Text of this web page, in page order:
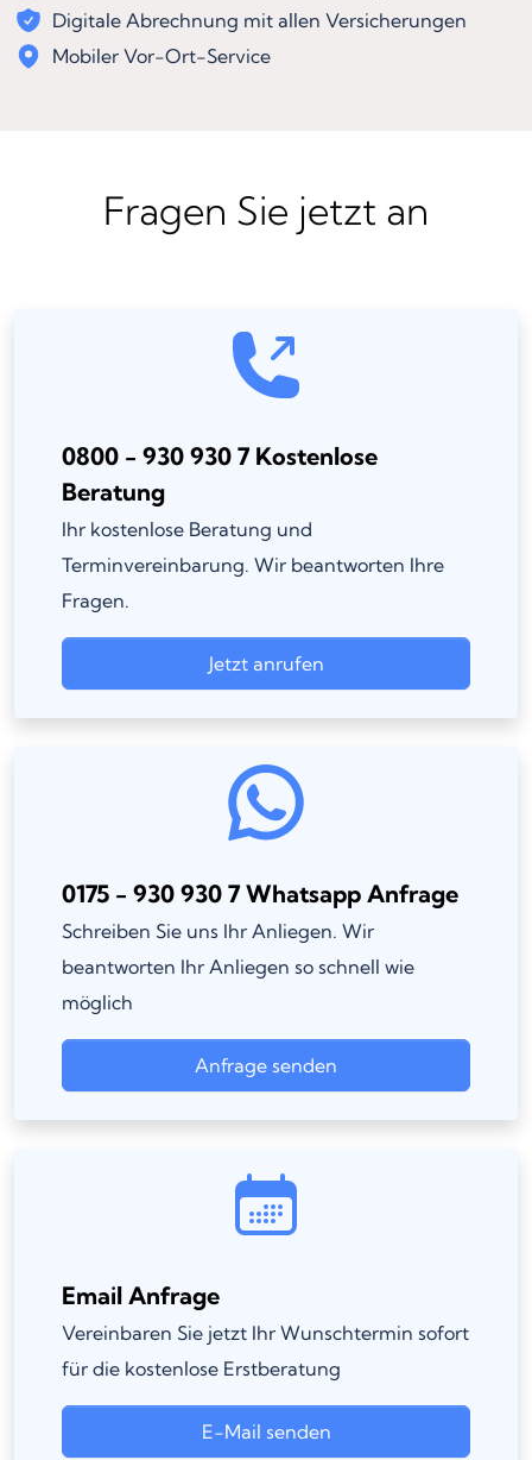
Digitale Abrechnung mit allen Versicherungen
Mobiler Vor-Ort-Service
Fragen Sie jetzt an
0800 - 930 930 7 Kostenlose
Beratung
Ihr kostenlose Beratung und
Terminvereinbarung. Wir beantworten Ihre
Fragen.
Jetzt anrufen
0175 - 930 930 7 Whatsapp Anfrage
Schreiben Sie uns Ihr Anliegen. Wir
beantworten Ihr Anliegen so schnell wie
möglich
Anfrage senden
Email Anfrage
Vereinbaren Sie jetzt Ihr Wunschtermin sofort
für die kostenlose Erstberatung
E-Mail senden